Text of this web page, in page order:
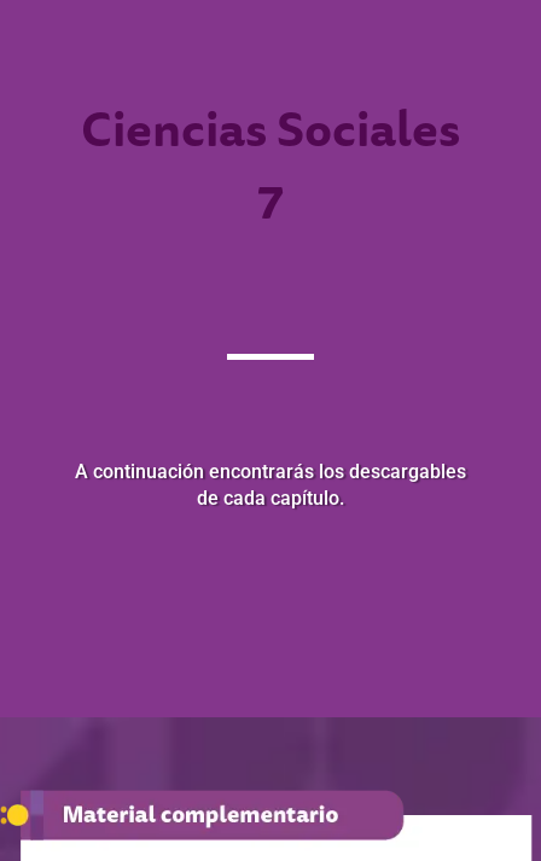
Ciencias Sociales
7
A continuación encontrarás los descargables
de cada capítulo.